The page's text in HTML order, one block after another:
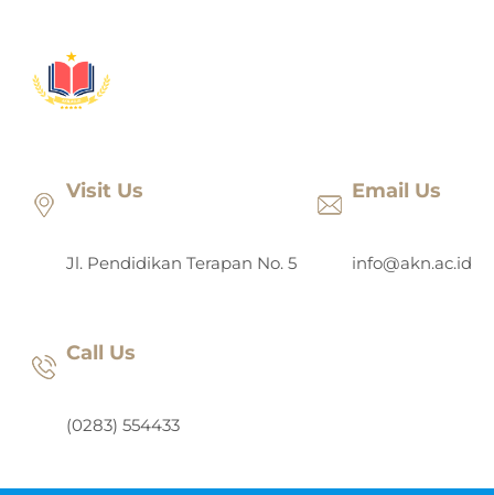
konten
Visit Us
Jl. Pendidikan Terapan No. 5
Email Us
info@akn.ac.id
Call Us
(0283) 554433